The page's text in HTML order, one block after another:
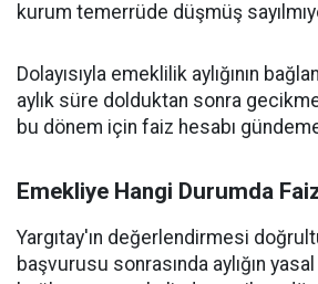
kurum temerrüde düşmüş
Dolayısıyla emeklilik aylığının
aylık süre dolduktan sonra
bu dönem için faiz hesabı
Emekliye Hangi Durumda
Yargıtay'ın değerlendirmesi
başvurusu sonrasında aylığın